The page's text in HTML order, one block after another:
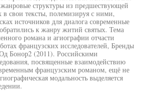
структуры из предшествующей
в свои тексты, полемизируя с ними,
источников для диалога современные
к жанру житий святых. Тема
романа и агиографии отчасти
французских исследователей, Бренды
Бонор2 (2011). Российскими
посвященные взаимодействию
французским романом, ещё не
модальность выделяется